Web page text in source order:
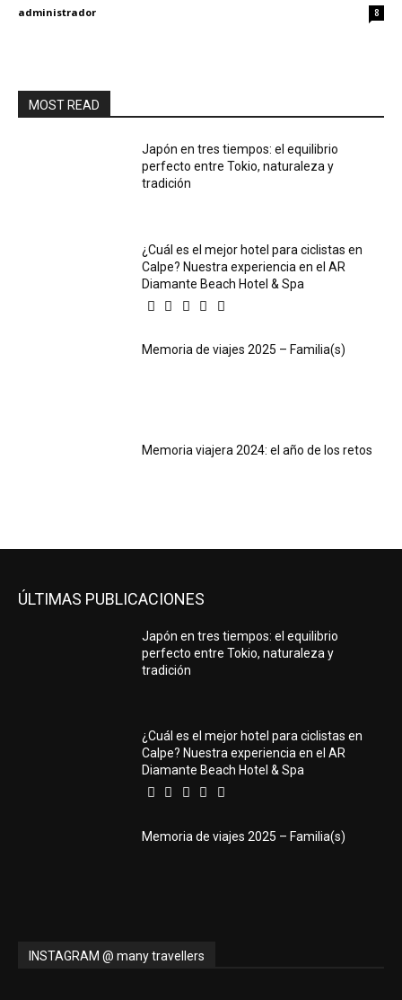
administrador 8
MOST READ
Japón en tres tiempos: el equilibrio
perfecto entre Tokio, naturaleza y
tradición
¿Cuál es el mejor hotel para ciclistas en
Calpe? Nuestra experiencia en el AR
Diamante Beach Hotel & Spa
Memoria de viajes 2025 – Familia(s)
Memoria viajera 2024: el año de los retos
ÚLTIMAS PUBLICACIONES
Japón en tres tiempos: el equilibrio
perfecto entre Tokio, naturaleza y
tradición
¿Cuál es el mejor hotel para ciclistas en
Calpe? Nuestra experiencia en el AR
Diamante Beach Hotel & Spa
Memoria de viajes 2025 – Familia(s)
INSTAGRAM @ many travellers